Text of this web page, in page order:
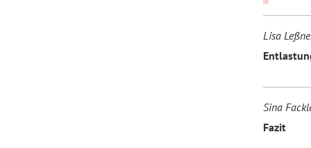
Lisa
Sina
Fazit